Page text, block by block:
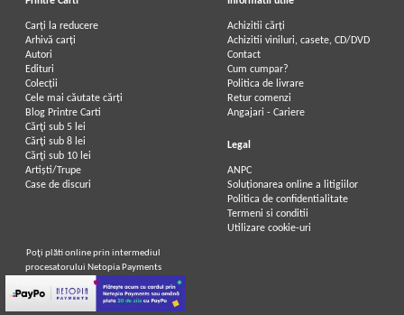
Carți la reducere
Arhivă carți
Autori
Edituri
Colecții
Cele mai căutate cărți
Blog Printre Carti
Cărţi sub 5 lei
Cărţi sub 8 lei
Cărţi sub 10 lei
Artiști/Trupe
Case de discuri
Achizitii cărți
Achizitii viniluri, casete, CD/DVD
Contact
Cum cumpar?
Politica de livrare
Retur comenzi
Angajari - Cariere
Legal
ANPC
Soluționarea online a litigiilor
Politica de confidentialitate
Termeni si conditii
Utilizare cookie-uri
Poţi plăti online prin intermediul
procesatorului Netopia Payments